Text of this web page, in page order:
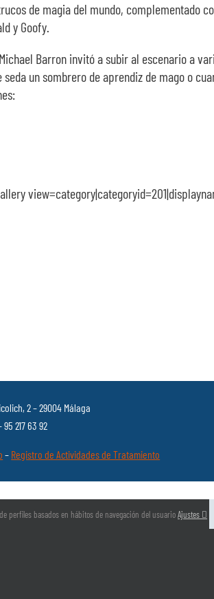
de magia del mundo, complementado
y Goofy.
Barron invitó a subir al escenario a
un sombrero de aprendiz de mago o
2 – 29004 Málaga
217 63 92
– Registro de Actividades de Tratamiento
perfiles basados en hábitos de navegación del usuarioAjustes